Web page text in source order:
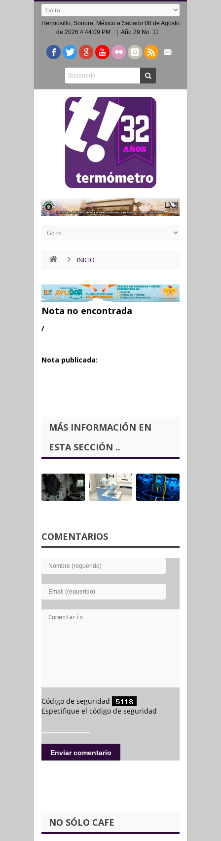
Hermosillo, Sonora, México a Sabado 08 de Agosto
de 2026 4:44:09 PM
| Año 29 No. 11
INICIO
Nota no encontrada
/
Nota publicada:
MÁS INFORMACIÓN EN
ESTA SECCIÓN ..
COMENTARIOS
NO SÓLO CAFE